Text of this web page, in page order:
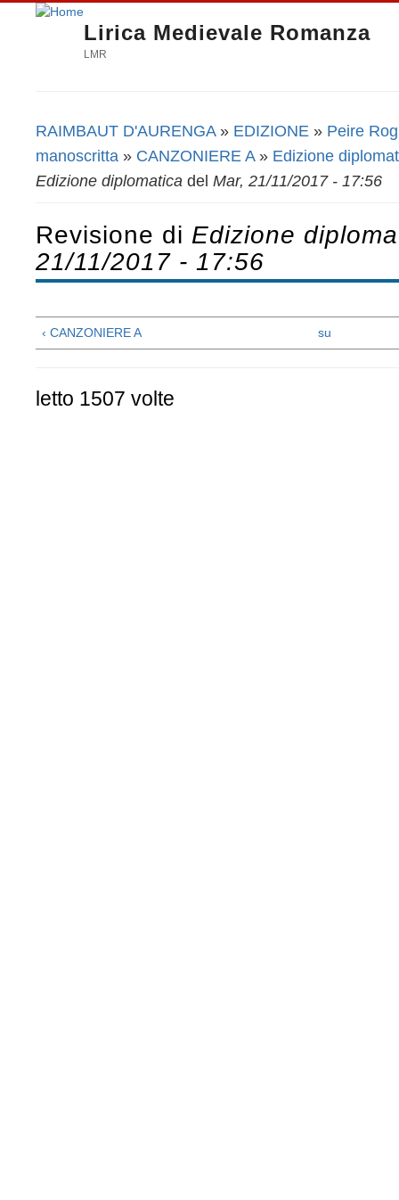
Lirica Medievale Romanza
LMR
Tu sei qui
RAIMBAUT D'AURENGA» EDIZIONE » Peire
manoscritta » CANZONIERE A» Edizione
Edizione diplomatica del Mar, 21/11/2017 - 17:56
Revisione di Edizione
21/11/2017 - 17:56
‹ CANZONIERE A su
letto 1507 volte